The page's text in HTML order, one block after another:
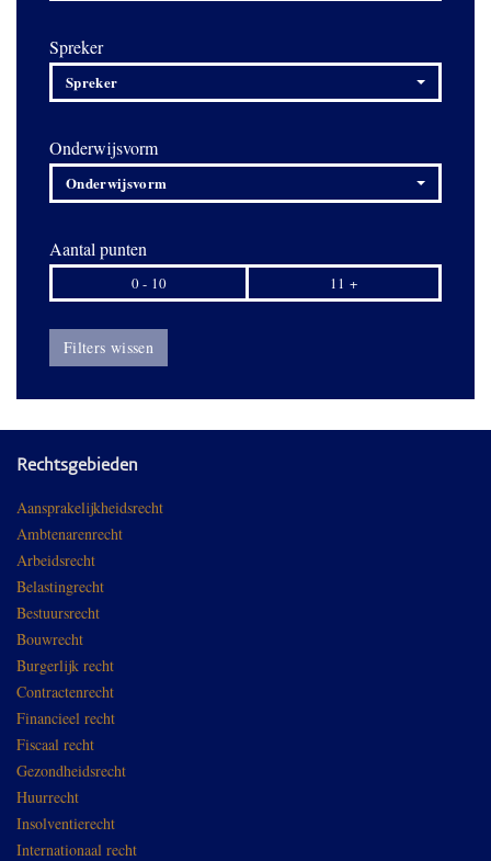
Spreker
Spreker
Onderwijsvorm
Onderwijsvorm
Aantal punten
0 - 10 11 +
Filters wissen
Rechtsgebieden
Aansprakelijkheidsrecht
Ambtenarenrecht
Arbeidsrecht
Belastingrecht
Bestuursrecht
Bouwrecht
Burgerlijk recht
Contractenrecht
Financieel recht
Fiscaal recht
Gezondheidsrecht
Huurrecht
Insolventierecht
Internationaal recht